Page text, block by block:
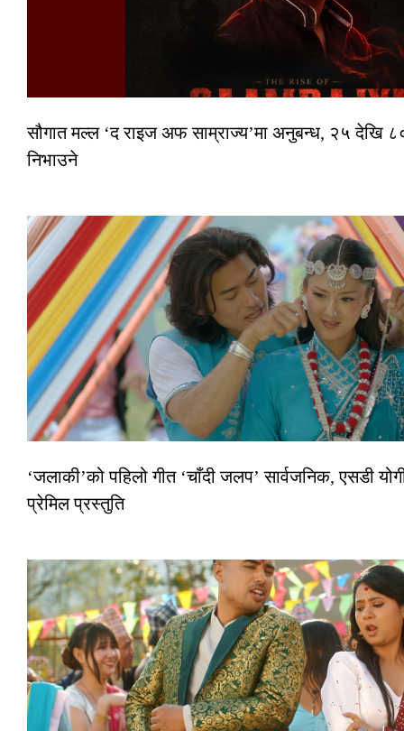
सौगात मल्ल ‘द राइज अफ साम्राज्य’मा अनुबन्ध, २५ देखि
निभाउने
‘जलाकी’को पहिलो गीत ‘चाँदी जलप’ सार्वजनिक, एसडी
प्रेमिल प्रस्तुति